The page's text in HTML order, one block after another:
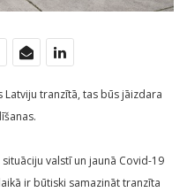
tranzītā, tas būs jāizdara
valstī un jaunā Covid-19
ir būtiski samazināt tranzīta